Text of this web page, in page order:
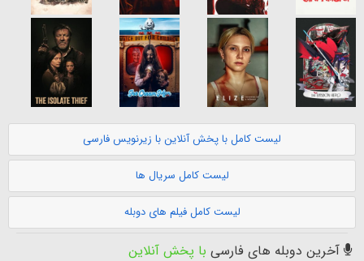
لیست کامل با پخش آنلاین با زیرنویس فارسی
لیست کامل سریال ها
لیست کامل فیلم های دوبله
آخرین دوبله های فارسی با پخش آنلاین